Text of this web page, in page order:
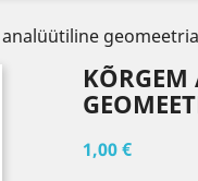
1,00 €